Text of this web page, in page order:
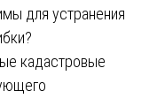
для устранения
кадастровые